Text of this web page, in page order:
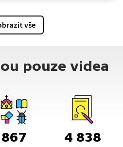
vše
pouze videa
867 4 838